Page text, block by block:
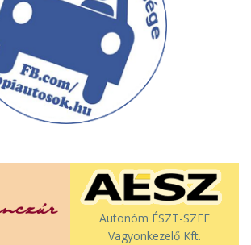
Autonóm ÉSZT-SZEF
Vagyonkezelő Kft.